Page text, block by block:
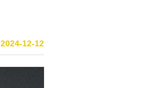
2024-12-12